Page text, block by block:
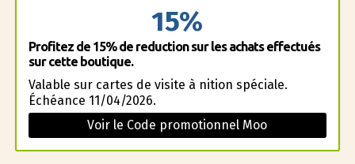
15%
Profitez de 15% de reduction sur les achats effectués
sur cette boutique.
Valable sur cartes de visite à finition spéciale.
Échéance 11/04/2026.
Voir le Code promotionnel Moo